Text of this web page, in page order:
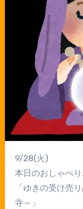
9/28(火)
本日のおしゃべ
「ゆきの受け売
寺～」